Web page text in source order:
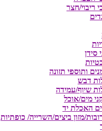
ריבוי/חצר
סידן
ותוספי תזונה
דבש
שיוף/עמידה
מים/אוכל
האכלת יד
מזון ביצים/השרייה/ כופתיות